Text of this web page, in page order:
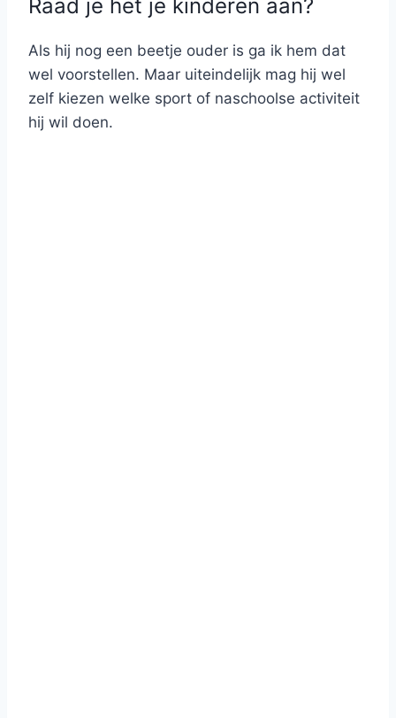
Raad je het je kinderen aan?
Als hij nog een beetje ouder is ga ik hem dat
wel voorstellen. Maar uiteindelijk mag hij wel
zelf kiezen welke sport of naschoolse activiteit
hij wil doen.